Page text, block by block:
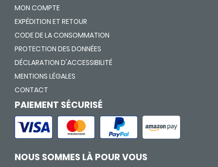
MON COMPTE
EXPÉDITION ET RETOUR
CODE DE LA CONSOMMATION
PROTECTION DES DONNÉES
DÉCLARATION D'ACCESSIBILITÉ
MENTIONS LÉGALES
CONTACT
PAIEMENT SÉCURISÉ
NOUS SOMMES LÀ POUR VOUS